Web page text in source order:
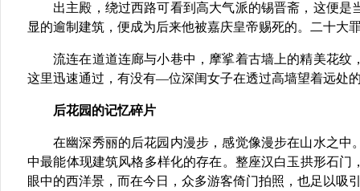
出主殿，绕过西路可看到高大气派的锡晋斋，这便
显的逾制建筑，便成为后来他被嘉庆皇帝赐死的。二十大
流连在道道连廊与小巷中，摩挲着古墙上的精美花
这里迅速通过，有没有—位深闺女子在透过高墙望着远处
后花园的记忆碎片
在幽深秀丽的后花园内漫步，感觉像漫步在山水之
中最能体现建筑风格多样化的存在。整座汉白玉拱形石
眼中的西洋景，而在今日，众多游客倚门拍照，也足以吸